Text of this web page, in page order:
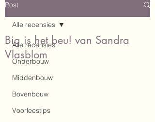
Post
Alle recensies
Onderbouw
Middenbouw
Bovenbouw
Voorleestips
Alle recensies
Big is het beu! van Sandra
Vlasblom